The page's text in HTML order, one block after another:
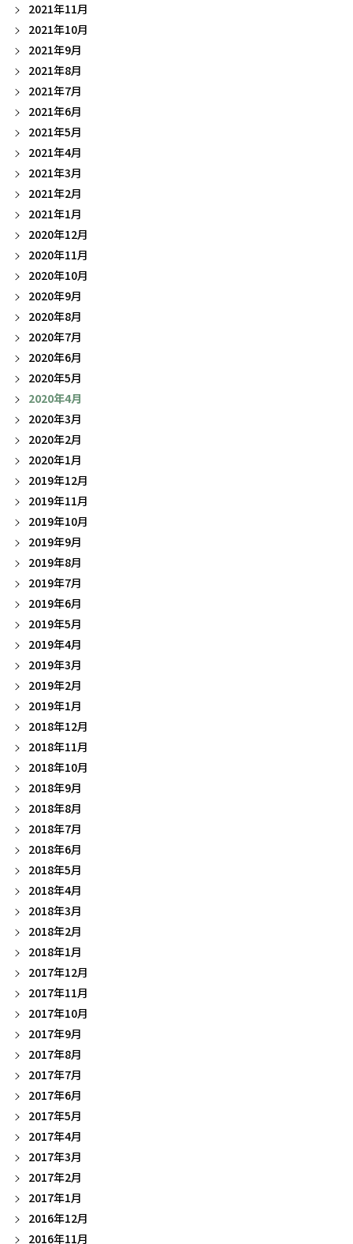
2021年11月
2021年10月
2021年9月
2021年8月
2021年7月
2021年6月
2021年5月
2021年4月
2021年3月
2021年2月
2021年1月
2020年12月
2020年11月
2020年10月
2020年9月
2020年8月
2020年7月
2020年6月
2020年5月
2020年4月
2020年3月
2020年2月
2020年1月
2019年12月
2019年11月
2019年10月
2019年9月
2019年8月
2019年7月
2019年6月
2019年5月
2019年4月
2019年3月
2019年2月
2019年1月
2018年12月
2018年11月
2018年10月
2018年9月
2018年8月
2018年7月
2018年6月
2018年5月
2018年4月
2018年3月
2018年2月
2018年1月
2017年12月
2017年11月
2017年10月
2017年9月
2017年8月
2017年7月
2017年6月
2017年5月
2017年4月
2017年3月
2017年2月
2017年1月
2016年12月
2016年11月